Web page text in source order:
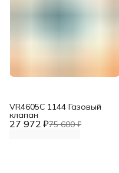
27 972 ₽75 600 ₽
VR4605С 1144 Газовый
клапан